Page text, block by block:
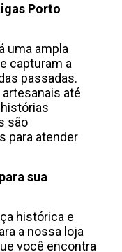
Porto
uma ampla
capturam a
passadas.
até
são
para atender
sua
histórica e
a nossa loja
você encontra